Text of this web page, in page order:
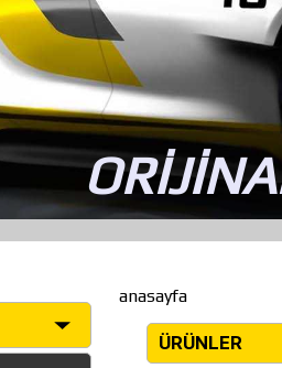
anasayfa
ÜRÜNLER